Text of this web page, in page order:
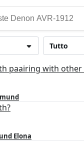
Tutto
paairing with other
Elona